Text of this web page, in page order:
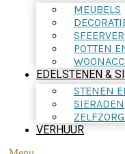
MEUBELS
POTTEN
EDELSTENEN &
STENEN
SIERADEN
VERHUUR